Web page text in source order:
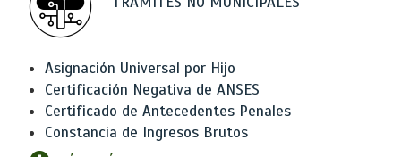
Asignación Universal por Hijo
Certificación Negativa de ANSES
Certificado de Antecedentes Penales
Constancia de Ingresos Brutos